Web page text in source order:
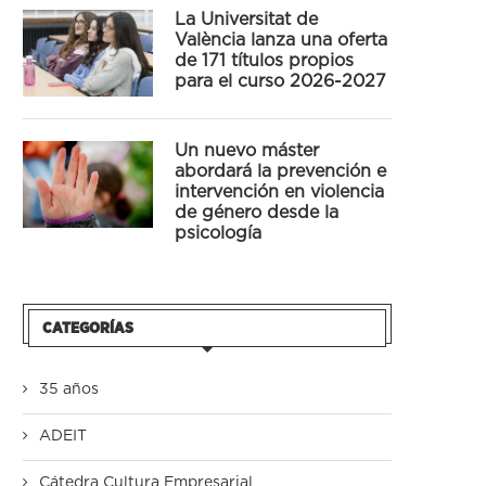
La Universitat de
València lanza una oferta
de 171 títulos propios
para el curso 2026-2027
Un nuevo máster
abordará la prevención e
intervención en violencia
de género desde la
psicología
CATEGORÍAS
35 años
ADEIT
Cátedra Cultura Empresarial